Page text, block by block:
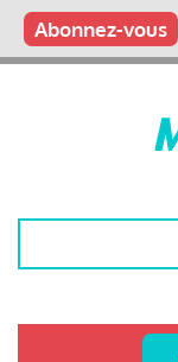
Aller
contenu
Main
Qui sommes nous ?
Vous publiez
Nous publions
Contactez-nous
Abonnez-vous